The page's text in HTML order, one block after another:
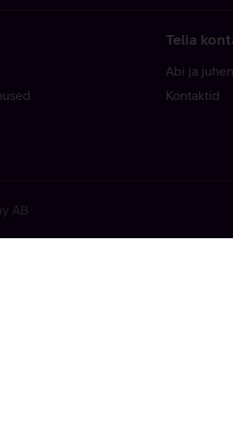
Telia
Abi ja
Kontaktid
AB